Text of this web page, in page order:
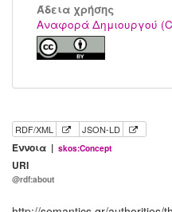
Άδεια χρήσης
Αναφορά Δημιουργού
RDF/XML JSON-LD
Έννοια | skos:Concept
URI
@rdf:about